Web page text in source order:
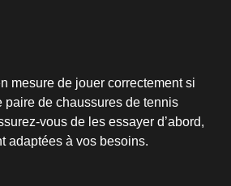
mesure de jouer correctement si
paire de chaussures de tennis
vous de les essayer d’abord,
adaptées à vos besoins.